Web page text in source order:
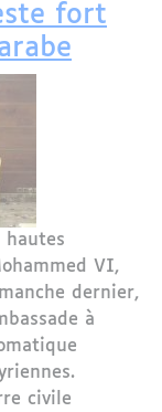
fort
hautes
VI,
dernier,
à
civile